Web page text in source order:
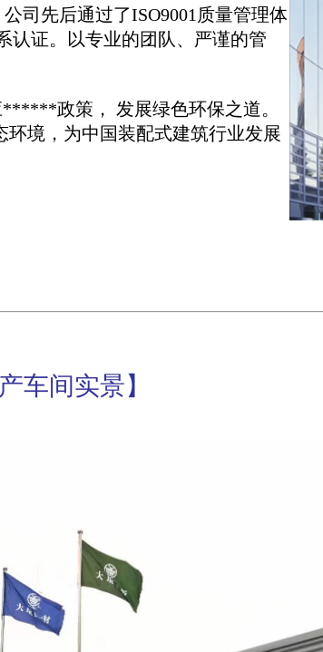
司先后通过了ISO9001质量管理体
认证。以专业的团队、严谨的管
政策， 发展绿色环保之道。
境，为中国装配式建筑行业发展
车间实景】